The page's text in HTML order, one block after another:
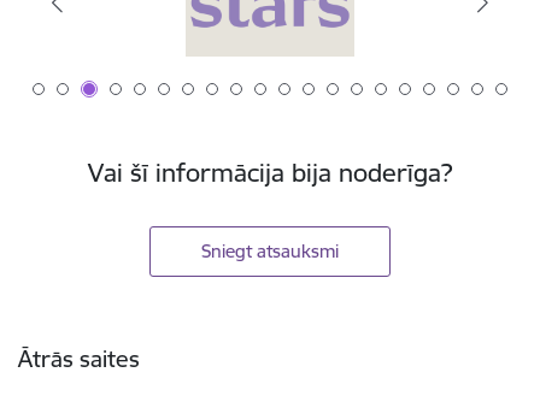
Vai šī informācija bija noderīga?
Sniegt atsauksmi
Ātrās saites